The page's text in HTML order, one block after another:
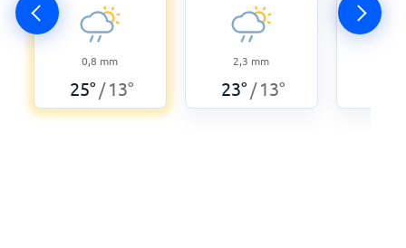
0,8 mm
25° /13°
2,3 mm
23° /13°